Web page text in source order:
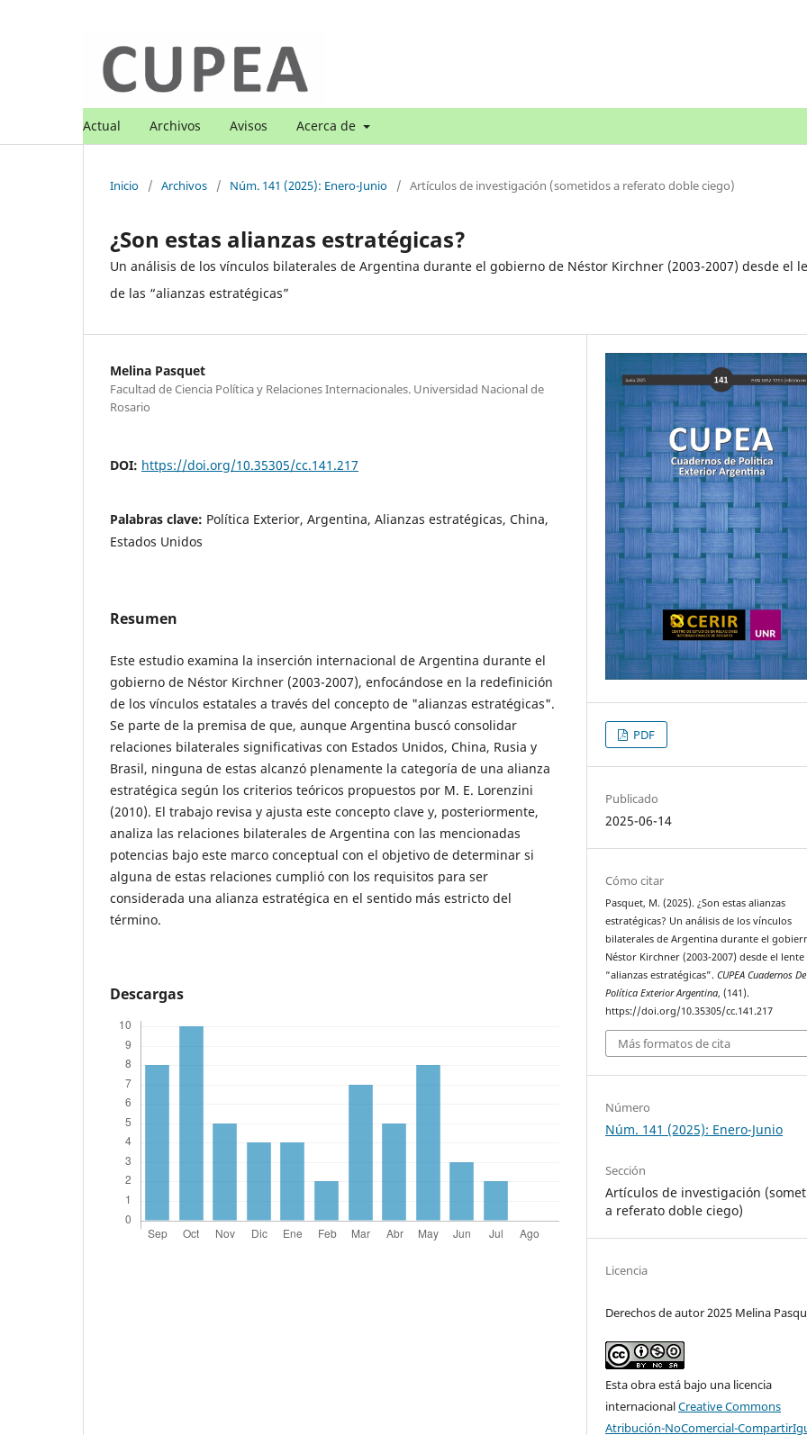
Actual Archivos Avisos Acerca de
Inicio / Archivos / Núm. 141 (2025): Enero-Junio / Artículos de investigación (sometidos a referato doble ciego)
¿Son estas alianzas estratégicas?
Un análisis de los vínculos bilaterales de Argentina durante el gobierno de Néstor Kirchner (2003-2007) desde el
de las “alianzas estratégicas”
Melina Pasquet
Facultad de Ciencia Política y Relaciones Internacionales. Universidad Nacional de
Rosario
DOI: https://doi.org/10.35305/cc.141.217
Palabras clave: Política Exterior, Argentina, Alianzas estratégicas, China,
Estados Unidos
Resumen
Este estudio examina la inserción internacional de Argentina durante el
gobierno de Néstor Kirchner (2003-2007), enfocándose en la redefinición
de los vínculos estatales a través del concepto de "alianzas estratégicas".
Se parte de la premisa de que, aunque Argentina buscó consolidar
relaciones bilaterales significativas con Estados Unidos, China, Rusia y
Brasil, ninguna de estas alcanzó plenamente la categoría de una alianza
estratégica según los criterios teóricos propuestos por M. E. Lorenzini
(2010). El trabajo revisa y ajusta este concepto clave y, posteriormente,
analiza las relaciones bilaterales de Argentina con las mencionadas
potencias bajo este marco conceptual con el objetivo de determinar si
alguna de estas relaciones cumplió con los requisitos para ser
considerada una alianza estratégica en el sentido más estricto del
término.
Descargas
PDF
Publicado
2025-06-14
Cómo citar
Pasquet, M. (2025). ¿Son estas alianzas
estratégicas? Un análisis de los vínculos
bilaterales de Argentina durante el
Néstor Kirchner (2003-2007) desde el lente
“alianzas estratégicas”.CUPEA Cuadernos De
Política Exterior Argentina, (141).
https://doi.org/10.35305/cc.141.217
Más formatos de cita
Número
Núm. 141 (2025): Enero-Junio
Sección
Artículos de investigación
a referato doble ciego)
Licencia
Derechos de autor 2025 Melina
Esta obra está bajo una licencia
internacionalCreative Commons
Atribución-NoComercial-